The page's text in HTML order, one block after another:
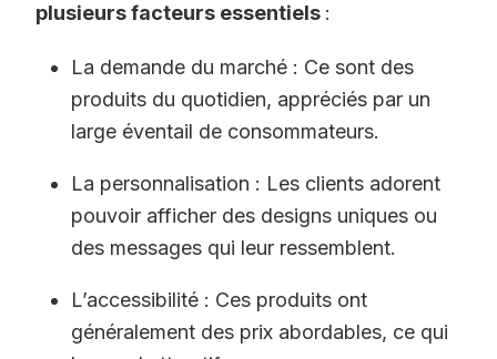
plusieurs facteurs essentiels :
La demande du marché : Ce sont des
produits du quotidien, appréciés par un
large éventail de consommateurs.
La personnalisation : Les clients adorent
pouvoir afficher des designs uniques ou
des messages qui leur ressemblent.
L’accessibilité : Ces produits ont
généralement des prix abordables, ce qui